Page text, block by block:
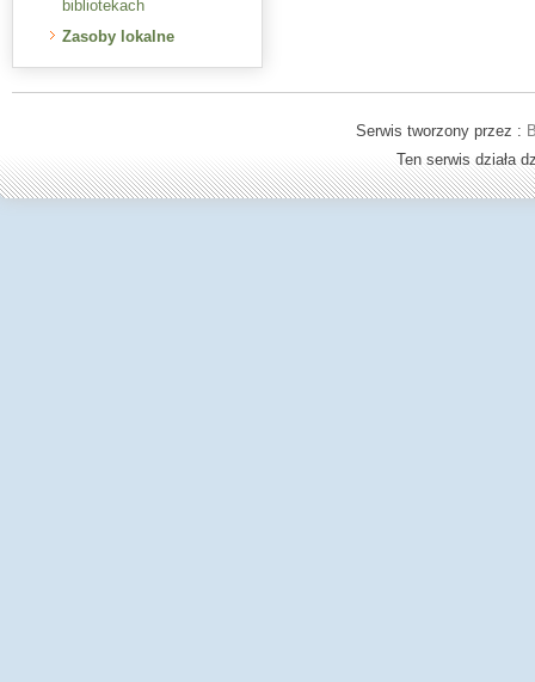
bibliotekach
Zasoby lokalne
Serwis tworzony przez :
Ten serwis działa